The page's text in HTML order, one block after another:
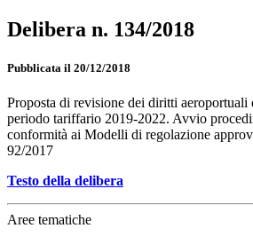
Delibera n. 134/2018
Pubblicata il 20/12/2018
Proposta di revisione dei diritti aeroportuali
periodo tariffario 2019-2022. Avvio
conformità ai Modelli di regolazione
92/2017
Testo della delibera
Aree tematiche